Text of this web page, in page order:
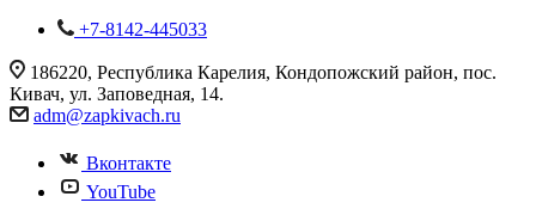
+7-8142-445033
186220, Республика Карелия, Кондопожский район, пос.
Кивач, ул. Заповедная, 14.
adm@zapkivach.ru
Вконтакте
YouTube